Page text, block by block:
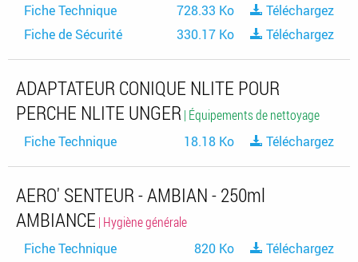
Fiche Technique
728.33 Ko
Téléchargez
Fiche de Sécurité
330.17 Ko Téléchargez
ADAPTATEUR CONIQUE NLITE POUR
PERCHE NLITE UNGER | Équipements de nettoyage
Fiche Technique
18.18 Ko Téléchargez
AERO' SENTEUR - AMBIAN - 250ml
AMBIANCE | Hygiène générale
Fiche Technique
820 Ko
Téléchargez